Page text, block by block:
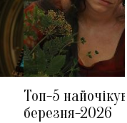
Топ-5
березня-2026